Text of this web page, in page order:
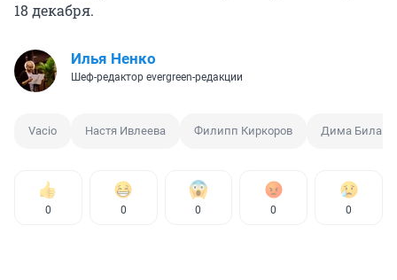
18 декабря.
Илья Ненко
Шеф-редактор evergreen-редакции
Vacio Настя Ивлеева Филипп Киркоров Дима Билан
0 0 0 0 0